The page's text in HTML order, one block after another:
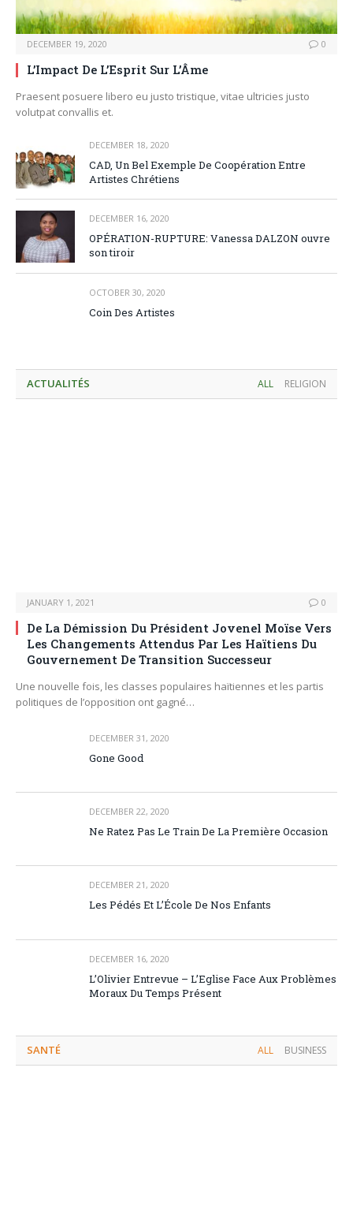
DECEMBER 19, 2020 0
L’Impact De L’Esprit Sur L’Âme
Praesent posuere libero eu justo tristique, vitae ultricies justo
volutpat convallis et.
DECEMBER 18, 2020
CAD, Un Bel Exemple De Coopération Entre
Artistes Chrétiens
DECEMBER 16, 2020
OPÉRATION-RUPTURE: Vanessa DALZON ouvre
son tiroir
OCTOBER 30, 2020
Coin Des Artistes
ACTUALITÉS ALL RELIGION
JANUARY 1, 2021 0
De La Démission Du Président Jovenel Moïse Vers
Les Changements Attendus Par Les Haïtiens Du
Gouvernement De Transition Successeur
Une nouvelle fois, les classes populaires haïtiennes et les partis
politiques de l’opposition ont gagné…
DECEMBER 31, 2020
Gone Good
DECEMBER 22, 2020
Ne Ratez Pas Le Train De La Première Occasion
DECEMBER 21, 2020
Les Pédés Et L’École De Nos Enfants
DECEMBER 16, 2020
L’Olivier Entrevue – L’Eglise Face Aux Problèmes
Moraux Du Temps Présent
SANTÉ ALL BUSINESS